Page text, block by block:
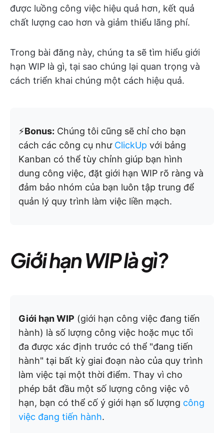
được luồng công việc hiệu quả hơn, kết quả
chất lượng cao hơn và giảm thiểu lãng phí.
Trong bài đăng này, chúng ta sẽ tìm hiểu giới
hạn WIP là gì, tại sao chúng lại quan trọng và
cách triển khai chúng một cách hiệu quả.
⚡️Bonus: Chúng tôi cũng sẽ chỉ cho bạn
cách các công cụ như ClickUp với bảng
Kanban có thể tùy chỉnh giúp bạn hình
dung công việc, đặt giới hạn WIP rõ ràng và
đảm bảo nhóm của bạn luôn tập trung để
quản lý quy trình làm việc liền mạch.
Giới hạn WIP là gì?
Giới hạn WIP (giới hạn công việc đang tiến
hành) là số lượng công việc hoặc mục tối
đa được xác định trước có thể "đang tiến
hành" tại bất kỳ giai đoạn nào của quy trình
làm việc tại một thời điểm. Thay vì cho
phép bắt đầu một số lượng công việc vô
hạn, bạn có thể cố ý giới hạn số lượng công
việc đang tiến hành.